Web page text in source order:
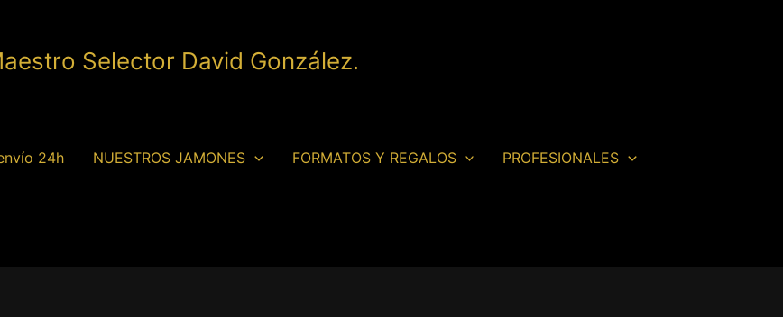
Selector David González.
24h NUESTROS JAMONES FORMATOS Y REGALOS PROFESIONALES